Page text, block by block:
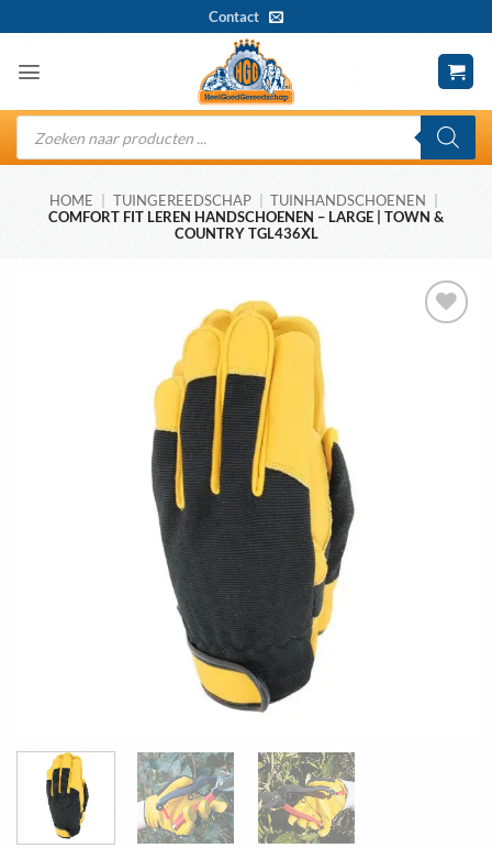
naar
inhoud
Contact
Producten
zoeken
HOME TUINGEREEDSCHAP TUINHANDSCHOENEN
COMFORT FIT LEREN HANDSCHOENEN – LARGE | TOWN &
COUNTRY TGL436XL